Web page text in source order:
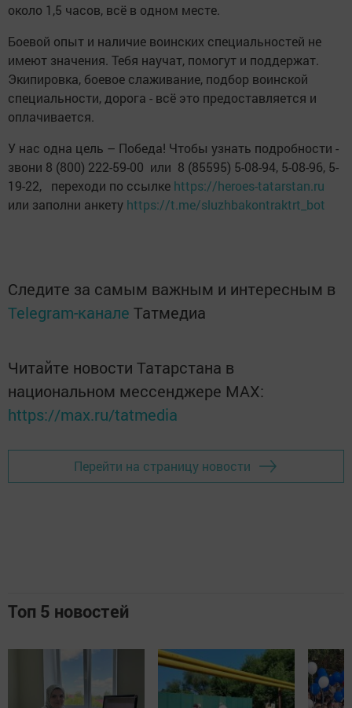
около 1,5 часов, всё в одном месте.
Боевой опыт и наличие воинских специальностей не
имеют значения. Тебя научат, помогут и поддержат.
Экипировка, боевое слаживание, подбор воинской
специальности, дорога - всё это предоставляется и
оплачивается.
У нас одна цель – Победа! Чтобы узнать подробности -
звони 8 (800) 222-59-00 или 8 (85595) 5-08-94, 5-08-96, 5-
19-22, переходи по ссылке https://heroes-tatarstan.ru
или заполни анкету https://t.me/sluzhbakontraktrt_bot
Следите за самым важным и интересным в
Telegram-канале Татмедиа
Читайте новости Татарстана в
национальном мессенджере MАХ:
https://max.ru/tatmedia
Перейти на страницу новости
Топ 5 новостей